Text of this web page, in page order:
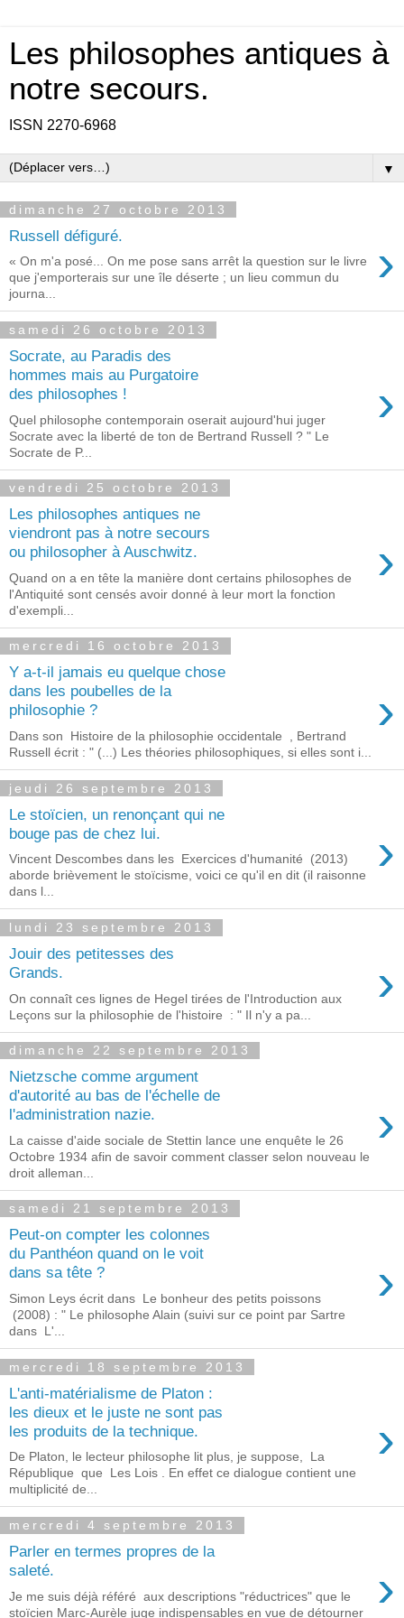
Les philosophes antiques à
notre secours.
ISSN 2270-6968
▼
dimanche 27 octobre 2013
Russell défiguré. ›
« On m'a posé... On me pose sans arrêt la question sur le livre
que j'emporterais sur une île déserte ; un lieu commun du
journa...
samedi 26 octobre 2013
Socrate, au Paradis des
hommes mais au Purgatoire
des philosophes !
›
Quel philosophe contemporain oserait aujourd'hui juger
Socrate avec la liberté de ton de Bertrand Russell ? " Le
Socrate de P...
vendredi 25 octobre 2013
Les philosophes antiques ne
viendront pas à notre secours
ou philosopher à Auschwitz.
›
Quand on a en tête la manière dont certains philosophes de
l'Antiquité sont censés avoir donné à leur mort la fonction
d'exempli...
mercredi 16 octobre 2013
Y a-t-il jamais eu quelque chose
dans les poubelles de la
philosophie ?
›
Dans son Histoire de la philosophie occidentale , Bertrand
Russell écrit : " (...) Les théories philosophiques, si elles sont i...
jeudi 26 septembre 2013
Le stoïcien, un renonçant qui ne
bouge pas de chez lui.
›
Vincent Descombes dans les Exercices d'humanité (2013)
aborde brièvement le stoïcisme, voici ce qu'il en dit (il raisonne
dans l...
lundi 23 septembre 2013
Jouir des petitesses des
Grands.
›
On connaît ces lignes de Hegel tirées de l'Introduction aux
Leçons sur la philosophie de l'histoire : " Il n'y a pa...
dimanche 22 septembre 2013
Nietzsche comme argument
d'autorité au bas de l'échelle de
l'administration nazie.
›
La caisse d'aide sociale de Stettin lance une enquête le 26
Octobre 1934 afin de savoir comment classer selon nouveau le
droit alleman...
samedi 21 septembre 2013
Peut-on compter les colonnes
du Panthéon quand on le voit
dans sa tête ?
›
Simon Leys écrit dans Le bonheur des petits poissons
(2008) : " Le philosophe Alain (suivi sur ce point par Sartre
dans L'...
mercredi 18 septembre 2013
L'anti-matérialisme de Platon :
les dieux et le juste ne sont pas
les produits de la technique.
›
De Platon, le lecteur philosophe lit plus, je suppose, La
République que Les Lois . En effet ce dialogue contient une
multiplicité de...
mercredi 4 septembre 2013
Parler en termes propres de la
saleté.
›
Je me suis déjà référé aux descriptions "réductrices" que le
stoïcien Marc-Aurèle juge indispensables en vue de détourner